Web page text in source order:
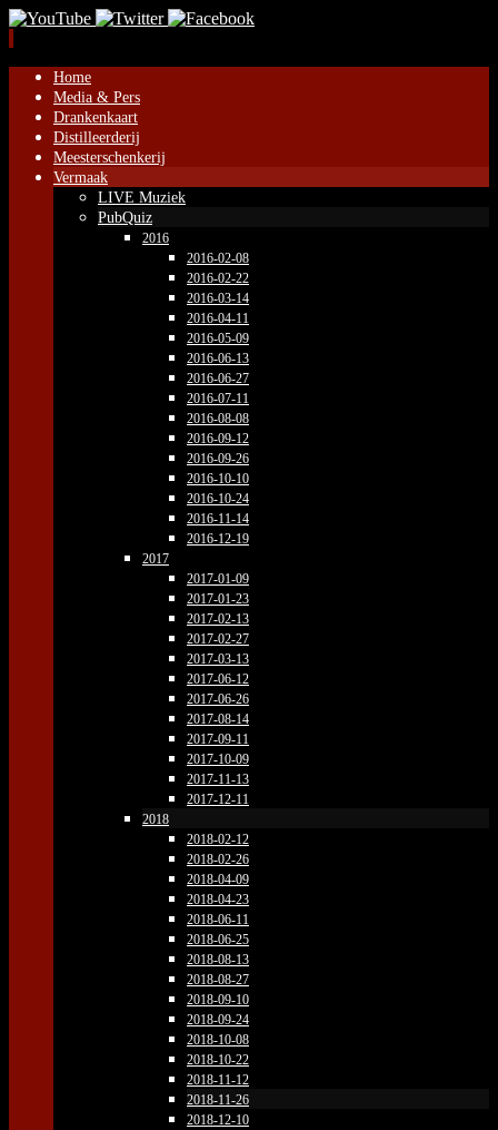
Naar
inhoud
springen
Home
Media & Pers
Drankenkaart
Distilleerderij
Meesterschenkerij
Vermaak
LIVE Muziek
PubQuiz
2016
2016-02-08
2016-02-22
2016-03-14
2016-04-11
2016-05-09
2016-06-13
2016-06-27
2016-07-11
2016-08-08
2016-09-12
2016-09-26
2016-10-10
2016-10-24
2016-11-14
2016-12-19
2017
2017-01-09
2017-01-23
2017-02-13
2017-02-27
2017-03-13
2017-06-12
2017-06-26
2017-08-14
2017-09-11
2017-10-09
2017-11-13
2017-12-11
2018
2018-02-12
2018-02-26
2018-04-09
2018-04-23
2018-06-11
2018-06-25
2018-08-13
2018-08-27
2018-09-10
2018-09-24
2018-10-08
2018-10-22
2018-11-12
2018-11-26
2018-12-10